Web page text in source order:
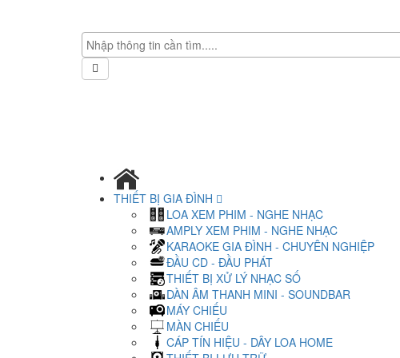
THIẾT BỊ GIA ĐÌNH
LOA XEM PHIM - NGHE NHẠC
AMPLY XEM PHIM - NGHE NHẠC
KARAOKE GIA ĐÌNH - CHUYÊN NGHIỆP
ĐẦU CD - ĐẦU PHÁT
THIẾT BỊ XỬ LÝ NHẠC SỐ
DÀN ÂM THANH MINI - SOUNDBAR
MÁY CHIẾU
MÀN CHIẾU
CÁP TÍN HIỆU - DÂY LOA HOME